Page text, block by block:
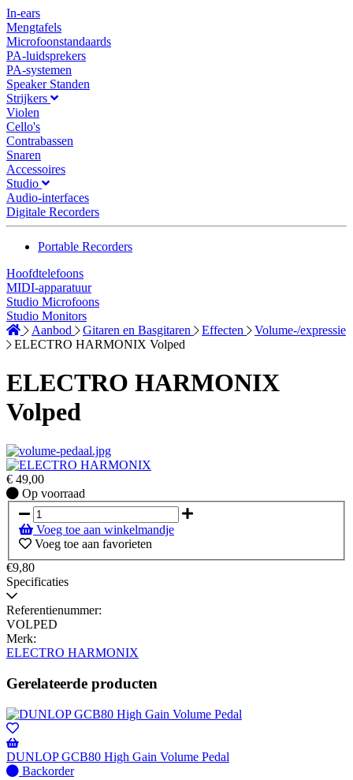
In-ears
Mengtafels
Microfoonstandaards
PA-luidsprekers
PA-systemen
Speaker Standen
Strijkers
Violen
Cello's
Contrabassen
Snaren
Accessoires
Studio
Audio-interfaces
Digitale Recorders
Portable Recorders
Hoofdtelefoons
MIDI-apparatuur
Studio Microfoons
Studio Monitors
Aanbod
Gitaren en Basgitaren Effecten
Volume-/expressie
ELECTRO HARMONIX Volped
ELECTRO HARMONIX
Volped
€ 49,00
Op
voorraad
Op voorraad
Voeg toe aan winkelmandje
Voeg toe aan favorieten
€9,80
Specificaties
Referentienummer:
VOLPED
Merk:
ELECTRO HARMONIX
Gerelateerde producten
DUNLOP GCB80 High Gain Volume Pedal
Niet
Backorder